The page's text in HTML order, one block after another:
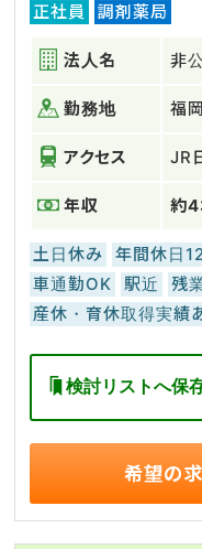
正社員 調剤薬局
法人名 非
勤務地 福
アクセス JR
年収 約
土日休み 年間休日
車通勤OK
駅近
残
産休・育休取得実績
検討リストへ保
希望の